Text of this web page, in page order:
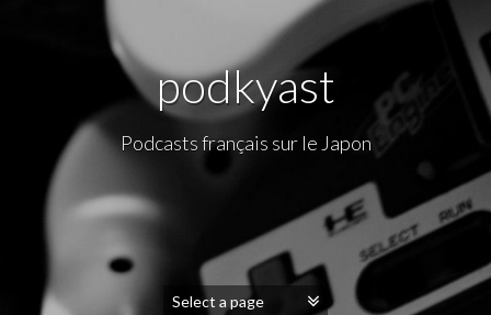
podkyast
Podcasts français sur le Japon